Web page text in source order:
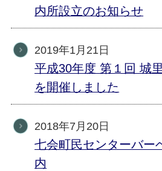
内所設立のお知らせ
2019年1月21日
平成30年度 第１回 城
を開催しました
2018年7月20日
七会町民センターバー
内